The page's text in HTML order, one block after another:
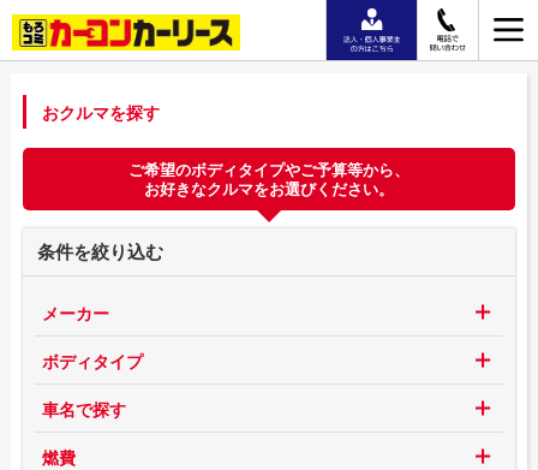
おクルマを探す
ご希望のボディタイプやご予算等から、
お好きなクルマをお選びください。
条件を絞り込む
メーカー
ボディタイプ
車名で探す
燃費